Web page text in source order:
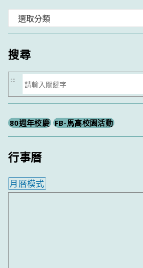
類
搜尋
搜
尋
:::
80週年校慶 FB-馬高校園活動
行事曆
月曆模式